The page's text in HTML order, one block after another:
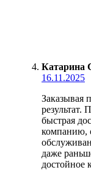
Катарина
16.11.2025
Заказывая
результат.
быстрая
компанию,
даже
достойное